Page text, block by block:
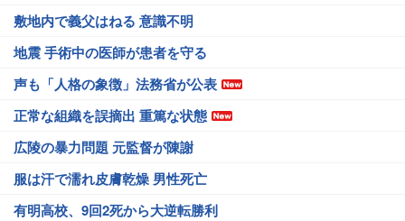
敷地内で義父はねる 意識不明
地震 手術中の医師が患者を守る
声も「人格の象徴」法務省が公表
正常な組織を誤摘出 重篤な状態
広陵の暴力問題 元監督が陳謝
服は汗で濡れ皮膚乾燥 男性死亡
有明高校、9回2死から大逆転勝利